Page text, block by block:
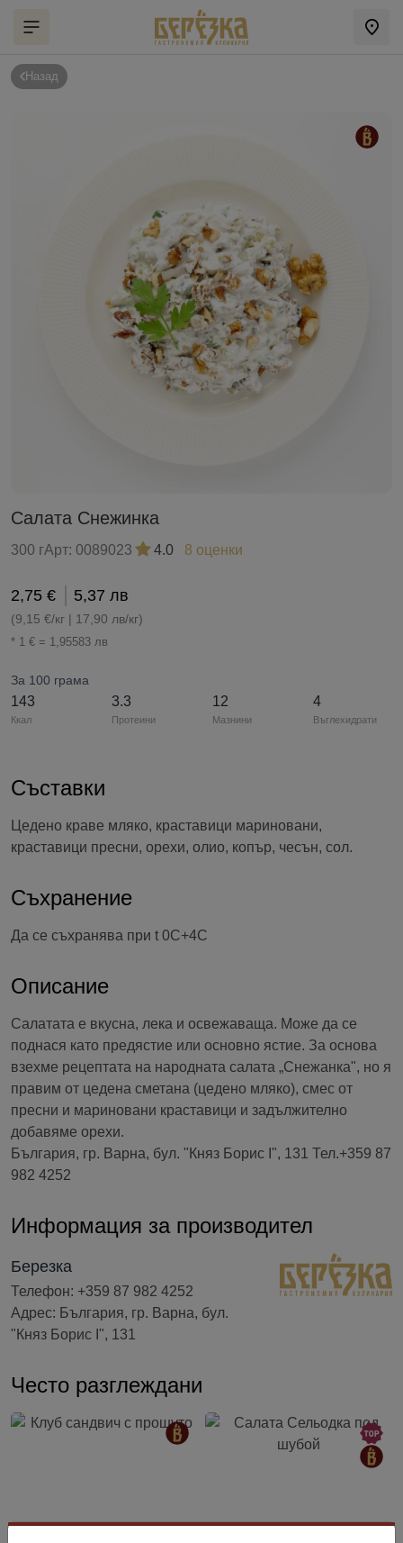
Назад
Салата Снежинка
300 гАрт: 0089023 4.0 8 оценки
2,75 € 5,37 лв
(9,15 €/кг | 17,90 лв/кг)
* 1 € = 1,95583 лв
За 100 грама
143
Ккал
3.3
Протеини
12
Мазнини
4
Въглехидрати
Съставки
Цедено краве мляко, краставици мариновани,
краставици пресни, орехи, олио, копър, чесън, сол.
Съхранение
Да се съхранява при t 0C+4C
Описание
Салатата е вкусна, лека и освежаваща. Може да се
поднася като предястие или основно ястие. За основа
взехме рецептата на народната салата „Снежанка", но я
правим от цедена сметана (цедено мляко), смес от
пресни и мариновани краставици и задължително
добавяме орехи.
България, гр. Варна, бул. "Княз Борис I", 131 Тел.+359 87
982 4252
Информация за производител
Березка
Телефон: +359 87 982 4252
Адрес: България, гр. Варна, бул.
"Княз Борис I", 131
Често разглеждани